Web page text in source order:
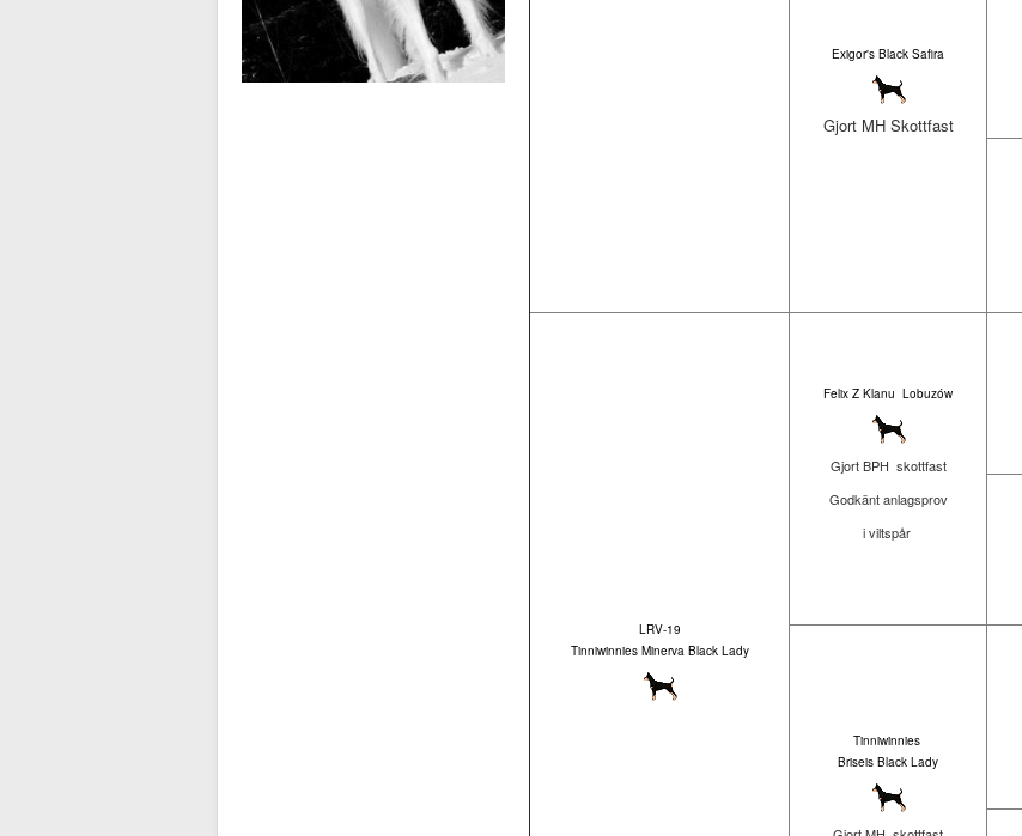
Exigor's Black Safira
Gjort MH Skottfast
LRV-19
Tinniwinnies Minerva Black Lady
Felix Z Klanu Lobuzów
Gjort BPH skottfast
Godkänt anlagsprov
i viltspår
Tinniwinnies
Briseis Black Lady